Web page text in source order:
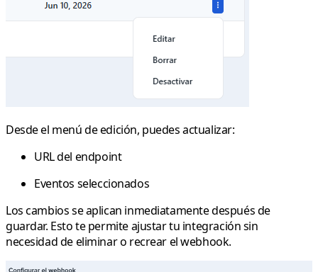
Desde el menú de edición, puedes actualizar:
URL del endpoint
Eventos seleccionados
Los cambios se aplican inmediatamente después de
guardar. Esto te permite ajustar tu integración sin
necesidad de eliminar o recrear el webhook.